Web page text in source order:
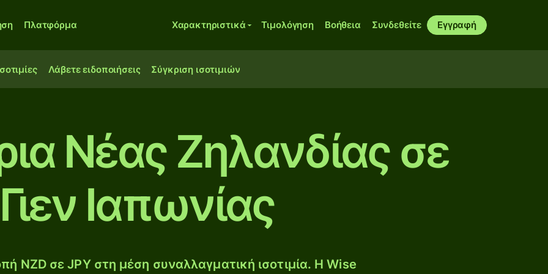
Πλατφόρμα Χαρακτηριστικά Τιμολόγηση Βοήθεια Συνδεθείτε Εγγραφή
Λάβετε ειδοποιήσεις Σύγκριση ισοτιμιών
Νέας Ζηλανδίας σε
Γιεν Ιαπωνίας
NZD σε JPY στη μέση συναλλαγματική ισοτιμία. Η Wise